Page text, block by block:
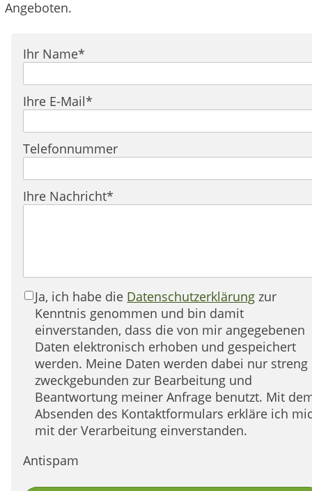
Angeboten.
Pflichtfeld
Ihr Name*
Pflichtfeld
Ihre E-Mail*
Telefonnummer
Pflichtfeld
Ihre Nachricht*
Ja, ich habe die Datenschutzerklärung zur
Kenntnis genommen und bin damit
einverstanden, dass die von mir angegebenen
Daten elektronisch erhoben und gespeichert
werden. Meine Daten werden dabei nur streng
zweckgebunden zur Bearbeitung und
Beantwortung meiner Anfrage benutzt. Mit dem
Absenden des Kontaktformulars erkläre ich
mit der Verarbeitung einverstanden.
Antispam